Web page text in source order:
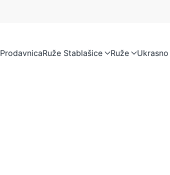
ProdavnicaRuže Stablašice Ruže